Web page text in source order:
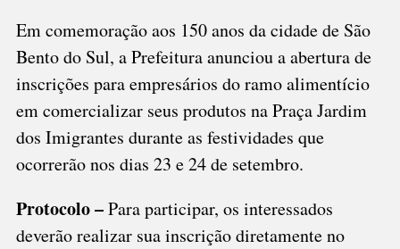
150
ANOS
Em comemoração aos 150 anos da cidade de São
Bento do Sul, a Prefeitura anunciou a abertura de
inscrições para empresários do ramo alimentício
em comercializar seus produtos na Praça Jardim
dos Imigrantes durante as festividades que
ocorrerão nos dias 23 e 24 de setembro.
Protocolo –Para participar, os interessados ​​
deverão realizar sua inscrição diretamente no